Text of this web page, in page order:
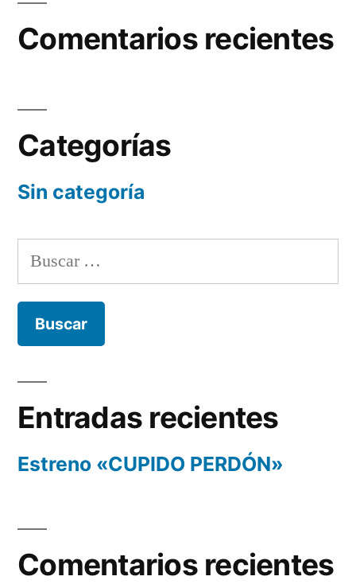
Comentarios recientes
Categorías
Sin categoría
Buscar:
Entradas recientes
Estreno «CUPIDO PERDÓN»
Comentarios recientes